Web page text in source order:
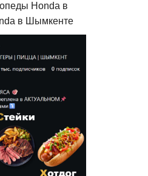
Honda в
в Шымкенте